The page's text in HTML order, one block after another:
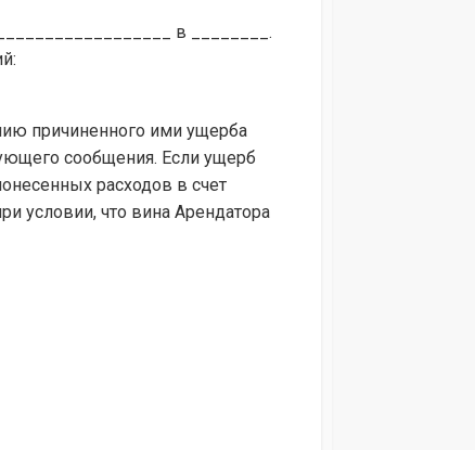
в ________.
причиненного ими ущерба
сообщения. Если ущерб
расходов в счет
условии, что вина Арендатора